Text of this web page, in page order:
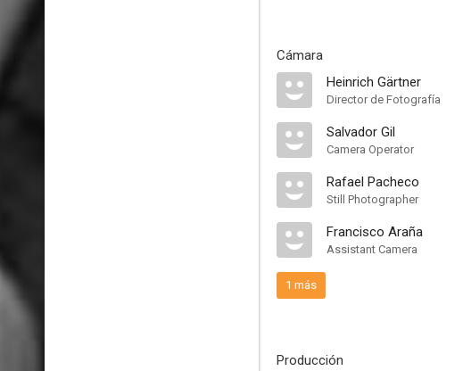
Cámara
Heinrich Gärtner
Director de Fotografía
Salvador Gil
Camera Operator
Rafael Pacheco
Still Photographer
Francisco Araña
Assistant Camera
1 más
Producción